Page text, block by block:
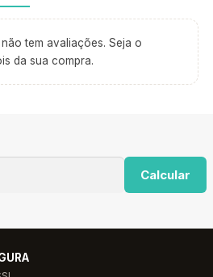
tem avaliações. Seja o
da sua compra.
Calcular